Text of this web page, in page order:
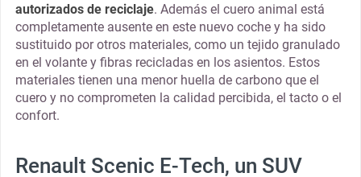
autorizados de reciclaje. Además el cuero animal está
completamente ausente en este nuevo coche y ha sido
sustituido por otros materiales, como un tejido granulado
en el volante y fibras recicladas en los asientos. Estos
materiales tienen una menor huella de carbono que el
cuero y no comprometen la calidad percibida, el tacto o el
confort.
Renault Scenic E-Tech, un SUV